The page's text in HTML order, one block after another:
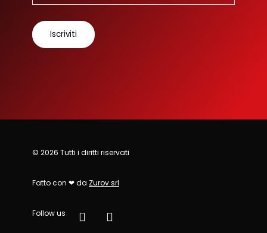
© 2026 Tutti i diritti riservati
Fatto con ❤ da Zurov srl
Follow us